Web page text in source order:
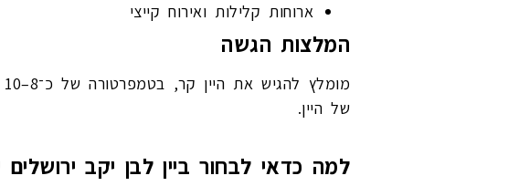
ארוחות קלילות ואירוח קייצי
המלצות הגשה
של היין.
למה כדאי לבחור ביין לבן יקב ירושלים